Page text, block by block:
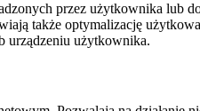
przez użytkownika lub
także optymalizację
urządzeniu użytkownika.